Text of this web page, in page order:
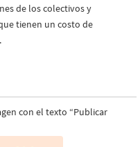
de los colectivos y
tienen un costo de
con el texto “Publicar